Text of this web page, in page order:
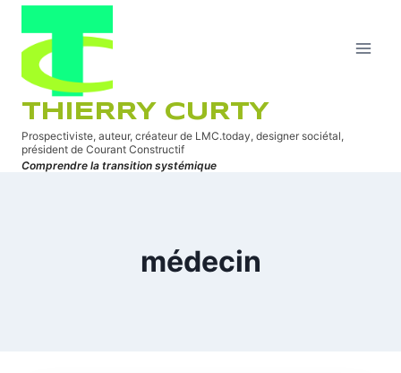
Aller
contenu
THIERRY CURTY
Prospectiviste, auteur, créateur de LMC.today, designer sociétal,
président de Courant Constructif
Comprendre la transition systémique
médecin